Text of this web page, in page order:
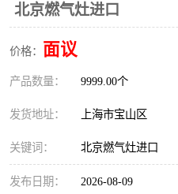
北京燃气灶进口
价格： 面议
产品数量： 9999.00个
发货地址： 上海市宝山区
关键词： 北京燃气灶进口
发布日期： 2026-08-09